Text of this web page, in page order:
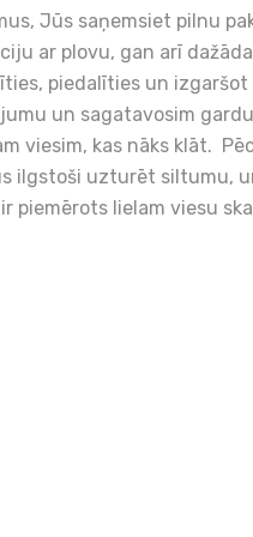
Jūs saņemsiet pilnu
ar plovu, gan arī
piedalīties un
un sagatavosim
viesim, kas nāks klāt.
ilgstoši uzturēt siltumu,
lielam viesu